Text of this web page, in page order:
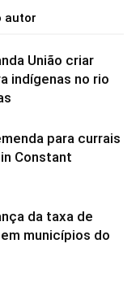
autor
União criar
indígenas no rio
para currais
Constant
da taxa de
municípios do